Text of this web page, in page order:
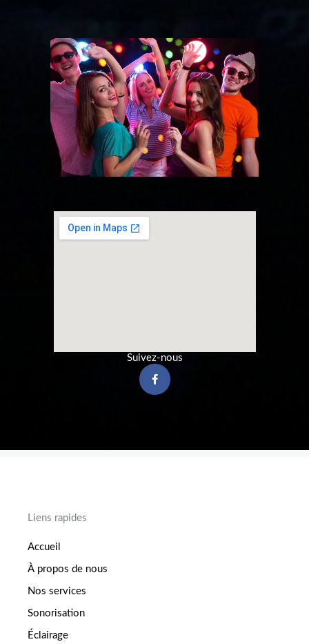
Suivez-nous
a
-
Liens rapides
Accueil
À propos de nous
Nos services
Sonorisation
Éclairage